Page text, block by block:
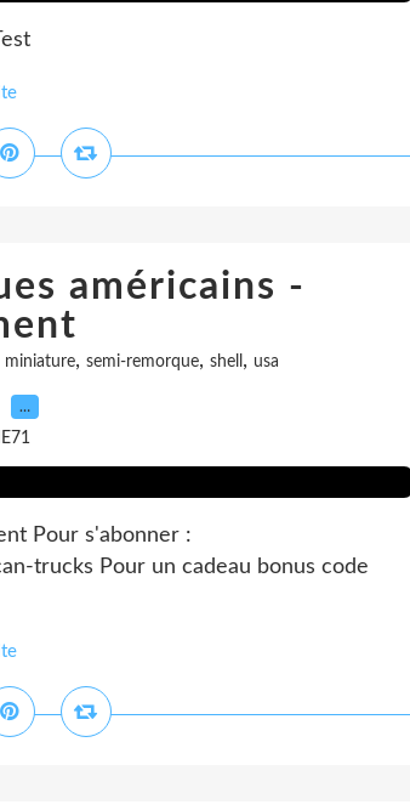
américains -
miniature, semi-remorque, shell , usa
…
Pour s'abonner :
trucks Pour un cadeau bonus code